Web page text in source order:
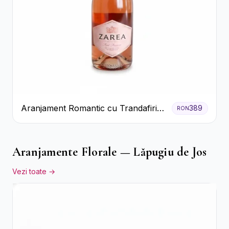
Aranjament Romantic cu Trandafiri
Roșii și Șampanie rose
RON389
Aranjamente Florale — Lăpugiu de Jos
Vezi toate →